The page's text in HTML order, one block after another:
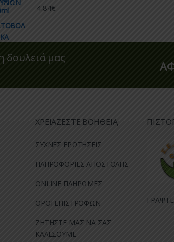
4.84€
δουλειά μας
ΧΡΕΙΑΖΕΣΤΕ ΒΟΗΘΕΙΑ;
ΣΥΧΝΕΣ ΕΡΩΤΗΣΕΙΣ
ΠΛΗΡΟΦΟΡΙΕΣ ΑΠΟΣΤΟΛΗΣ
ONLINE ΠΛΗΡΩΜΕΣ
ΟΡΟΙ ΕΠΙΣΤΡΟΦΩΝ
ΖΗΤΗΣΤΕ ΜΑΣ ΝΑ ΣΑΣ
ΚΑΛΕΣΟΥΜΕ
ΓΡΑΨΤΕ